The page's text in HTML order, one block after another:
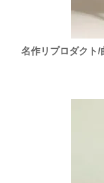
名作リプロダクト